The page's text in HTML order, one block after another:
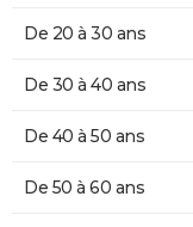
De 20 à 30 ans
De 30 à 40 ans
De 40 à 50 ans
De 50 à 60 ans